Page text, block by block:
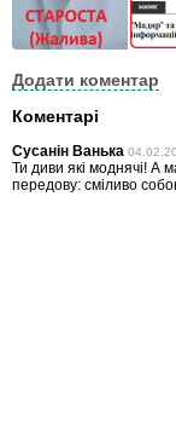
Додати коментар
Коментарі
Сусанін Ванька
Ти диви які моднячі! А
передову: сміливо